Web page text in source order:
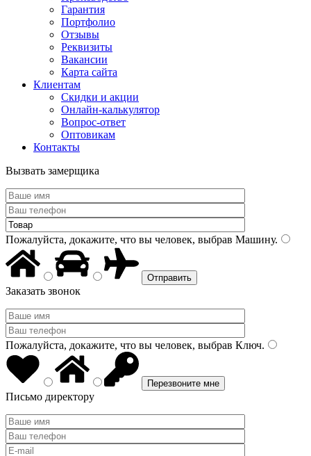
Гарантия
Портфолио
Отзывы
Реквизиты
Вакансии
Карта сайта
Клиентам
Скидки и акции
Онлайн-калькулятор
Вопрос-ответ
Оптовикам
Контакты
Вызвать замерщика
Пожалуйста, докажите, что вы человек, выбрав Машину.
Заказать звонок
Пожалуйста, докажите, что вы человек, выбрав Ключ.
Письмо директору